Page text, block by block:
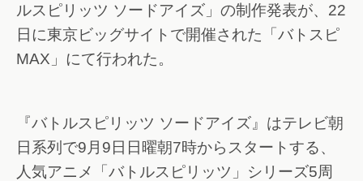
ルスピリッツ ソードアイズ」の制作発表が、22
日に東京ビッグサイトで開催された「バトスピ
MAX」にて行われた。
『バトルスピリッツ ソードアイズ』はテレビ朝
日系列で9月9日日曜朝7時からスタートする、
人気アニメ「バトルスピリッツ」シリーズ5周